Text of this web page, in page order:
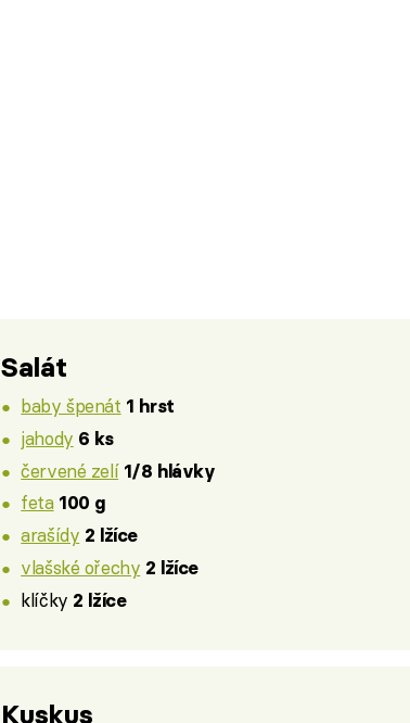
Salát
baby špenát 1 hrst
jahody 6 ks
červené zelí 1/8 hlávky
feta 100 g
arašídy 2 lžíce
vlašské ořechy 2 lžíce
klíčky 2 lžíce
Kuskus